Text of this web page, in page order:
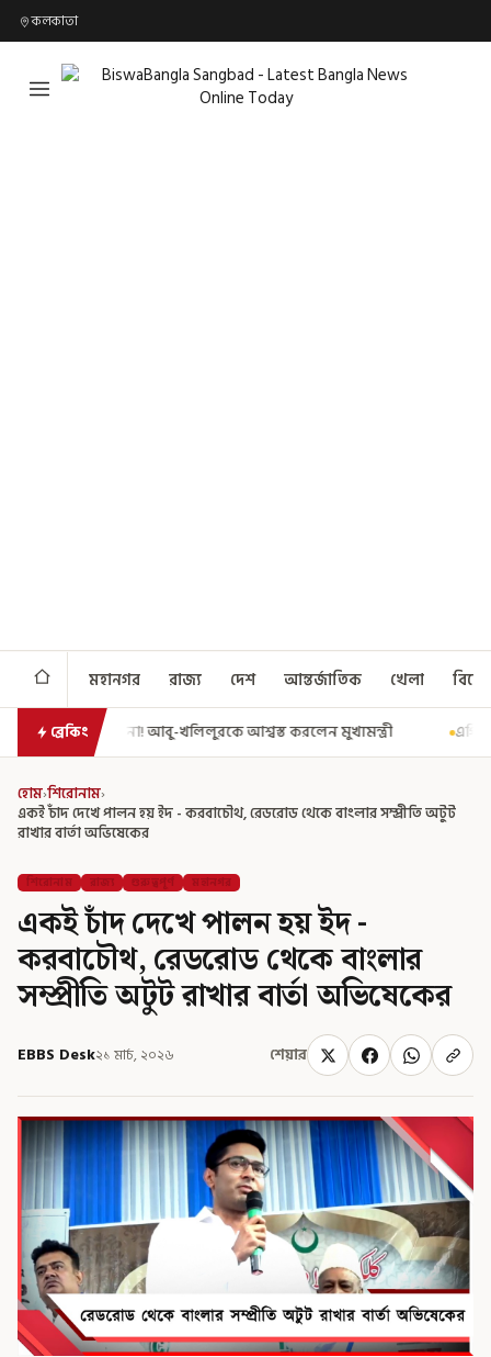
কলকাতা
মহানগর রাজ্য দেশ আন্তর্জাতিক খেলা
ব্রেকিং
মুখ্যমন্ত্রী এগিয়ে গেল আরও একধাপ, সপ্তম পে কমিশন গঠনের
হোম›শিরোনাম›
একই চাঁদ দেখে পালন হয় ইদ - করবাচৌথ, রেডরোড থেকে বাংলার সম্প্রীতি অটুট
রাখার বার্তা অভিষেকের
শিরোনাম রাজ্য গুরুত্বপূর্ণ মহানগর
একই চাঁদ দেখে পালন হয় ইদ -
করবাচৌথ, রেডরোড থেকে বাংলার
সম্প্রীতি অটুট রাখার বার্তা অভিষেকের
EBBS Desk২১ মার্চ, ২০২৬ শেয়ার